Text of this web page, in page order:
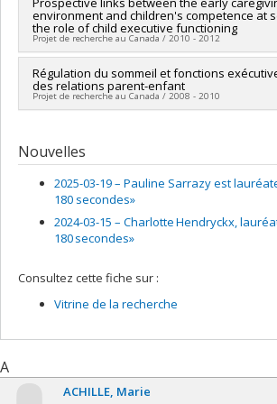
: Prog de rech sur la persévérance et la
environment and children's competence at
the role of child executive functioning
Projet de recherche au Canada / 2010 - 2012
Chercheur principal :Annie Bernier
Régulation du sommeil et fonctions
des relations parent-enfant
Projet de recherche au Canada / 2008 - 2010
Nouvelles
2025-03-19 – Pauline Sarrazy est
180 secondes»
2024-03-15 – Charlotte Hendryckx,
180 secondes»
Consultez cette fiche sur :
Vitrine de la recherche
A
ACHILLE Marie